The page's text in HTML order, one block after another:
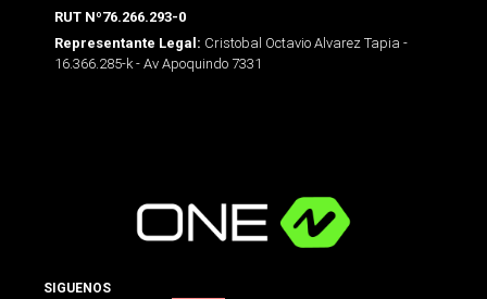
RUT Nº76.266.293-0
Representante Legal: Cristobal Octavio Alvarez Tapia -
16.366.285-k - Av Apoquindo 7331
SIGUENOS